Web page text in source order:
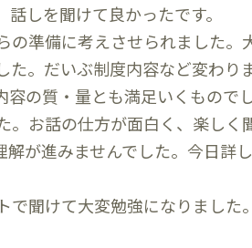
しを聞けて良かったです。
準備に考えさせられました。
。だいぶ制度内容など変わり
の質・量とも満足いくものでし
お話の仕方が面白く、楽しく
が進みませんでした。今日詳
聞けて大変勉強になりました